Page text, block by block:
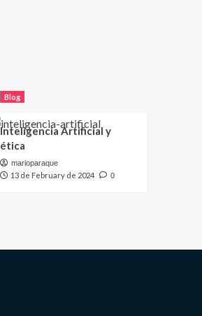
Blog
Inteligencia Artificial y
ética
marioparaque
13 de February de 2024 0